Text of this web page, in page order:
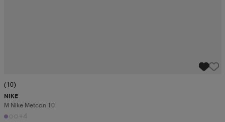
(10)
NIKE
M Nike Metcon 10
+4